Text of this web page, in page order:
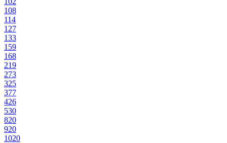
108
114
127
133
159
168
219
273
325
377
426
530
820
920
1020